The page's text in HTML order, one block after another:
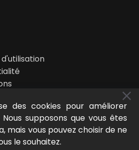
| design :LE NOUVEAU LOOK
des cookies pour améliorer
supposons que vous êtes
mais vous pouvez choisir de ne
le souhaitez.